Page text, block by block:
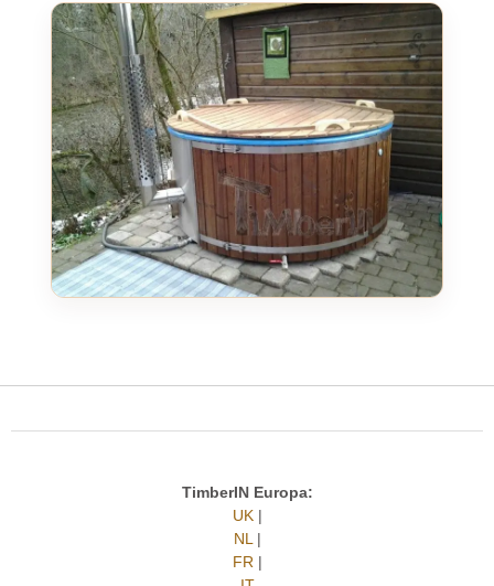
TimberIN Europa:
UK|
NL |
FR |